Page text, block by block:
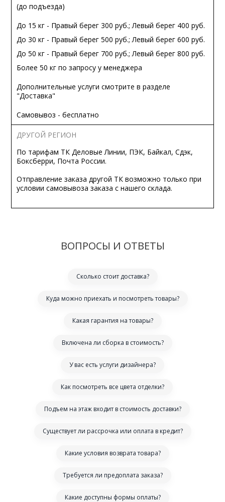
(до подъезда)
До 15 кг - Правый берег 300 руб.; Левый берег 400 руб.
До 30 кг - Правый берег 500 руб.; Левый берег 600 руб.
До 50 кг - Правый берег 700 руб.; Левый берег 800 руб.
Более 50 кг по запросу у менеджера
Дополнительные услуги смотрите в разделе
"Доставка"
Самовывоз - бесплатно
ДРУГОЙ РЕГИОН
По тарифам ТК Деловые Линии, ПЭК, Байкал, Сдэк,
Боксберри, Почта России.
Отправление заказа другой ТК возможно только при
условии самовывоза заказа с нашего склада.
ВОПРОСЫ И ОТВЕТЫ
Сколько стоит доставка?
Куда можно приехать и посмотреть товары?
Какая гарантия на товары?
Включена ли сборка в стоимость?
У вас есть услуги дизайнера?
Как посмотреть все цвета отделки?
Подъем на этаж входит в стоимость доставки?
Существует ли рассрочка или оплата в кредит?
Какие условия возврата товара?
Требуется ли предоплата заказа?
Какие доступны формы оплаты?